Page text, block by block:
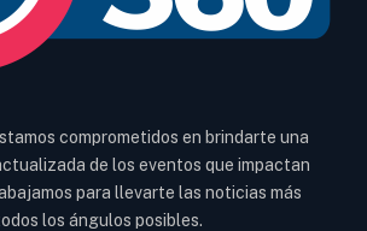
comprometidos en brindarte una
de los eventos que impactan
para llevarte las noticias más
los ángulos posibles.